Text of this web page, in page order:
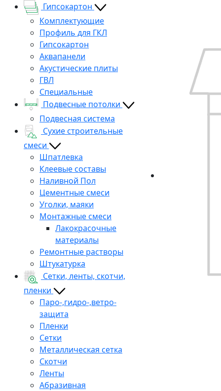
Гипсокартон
Комплектующие
Профиль для ГКЛ
Гипсокартон
Аквапанели
Акустические плиты
ГВЛ
Специальные
Подвесные потолки
Подвесная система
Сухие строительные
смеси
Шпатлевка
Клеевые составы
Наливной Пол
Цементные смеси
Уголки, маяки
Монтажные смеси
Лакокрасочные
материалы
Ремонтные растворы
Штукатурка
Сетки, ленты, скотчи,
пленки
Паро-,гидро-,ветро-
защита
Пленки
Сетки
Металлическая сетка
Скотчи
Ленты
Абразивная